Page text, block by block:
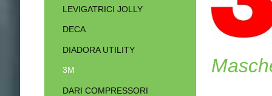
LEVIGATRICI JOLLY
DECA
DIADORA UTILITY
3M
DARI COMPRESSORI